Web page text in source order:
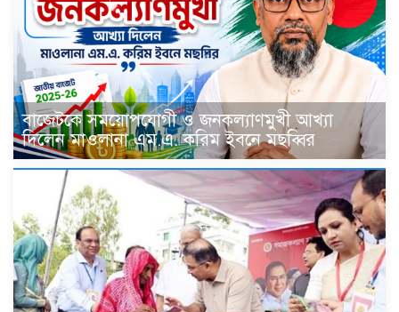
বাজেটকে সময়োপযোগী ও জনকল্যাণমুখী আখ্যা
দিলেন মাওলানা এম.এ. করিম ইবনে মছব্বির